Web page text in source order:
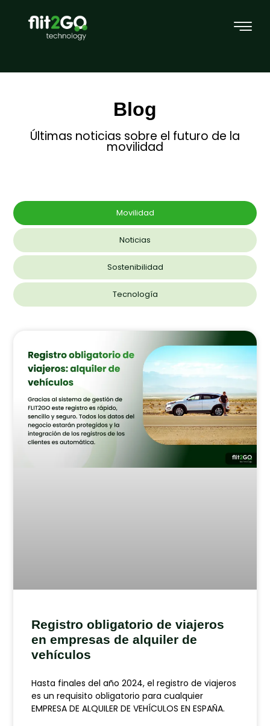
Blog
Últimas noticias sobre el futuro de la
movilidad
Movilidad
Noticias
Sostenibilidad
Tecnología
Registro obligatorio de viajeros
en empresas de alquiler de
vehículos
Hasta finales del año 2024, el registro de viajeros
es un requisito obligatorio para cualquier
EMPRESA DE ALQUILER DE VEHÍCULOS EN ESPAÑA.